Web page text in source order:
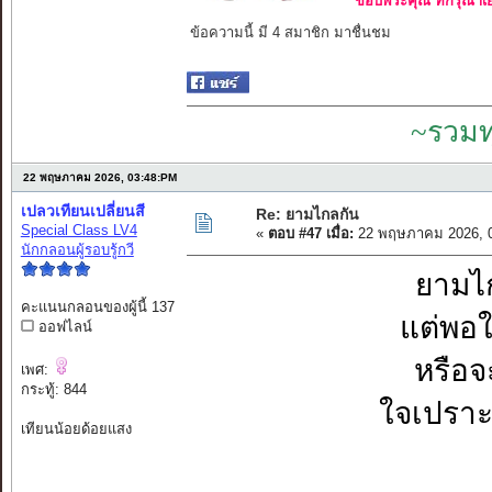
ข้อความนี้ มี 4 สมาชิก มาชื่นชม
~รวม
22 พฤษภาคม 2026, 03:48:PM
เปลวเทียนเปลี่ยนสี
Special Class LV4
นักกลอนผู้รอบรู้กวี
คะแนนกลอนของผู้นี้ 137
ออฟไลน์
เพศ:
กระทู้: 844
เทียนน้อยด้อยแสง
Re: ยามไกลกัน
« ตอบ #47 เมื่อ: 22 พฤษภาคม 2026,
ยาม
แต่พอ
หรือ
ใจเปรา